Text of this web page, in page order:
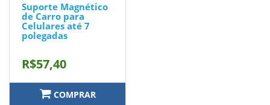
Suporte Magnético
de Carro para
Celulares até 7
polegadas
R$57,40
COMPRAR